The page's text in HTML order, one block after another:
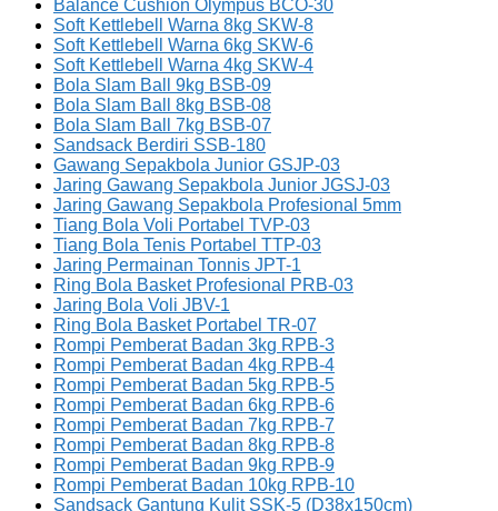
Balance Cushion Olympus BCO-30
Soft Kettlebell Warna 8kg SKW-8
Soft Kettlebell Warna 6kg SKW-6
Soft Kettlebell Warna 4kg SKW-4
Bola Slam Ball 9kg BSB-09
Bola Slam Ball 8kg BSB-08
Bola Slam Ball 7kg BSB-07
Sandsack Berdiri SSB-180
Gawang Sepakbola Junior GSJP-03
Jaring Gawang Sepakbola Junior JGSJ-03
Jaring Gawang Sepakbola Profesional 5mm
Tiang Bola Voli Portabel TVP-03
Tiang Bola Tenis Portabel TTP-03
Jaring Permainan Tonnis JPT-1
Ring Bola Basket Profesional PRB-03
Jaring Bola Voli JBV-1
Ring Bola Basket Portabel TR-07
Rompi Pemberat Badan 3kg RPB-3
Rompi Pemberat Badan 4kg RPB-4
Rompi Pemberat Badan 5kg RPB-5
Rompi Pemberat Badan 6kg RPB-6
Rompi Pemberat Badan 7kg RPB-7
Rompi Pemberat Badan 8kg RPB-8
Rompi Pemberat Badan 9kg RPB-9
Rompi Pemberat Badan 10kg RPB-10
Sandsack Gantung Kulit SSK-5 (D38x150cm)